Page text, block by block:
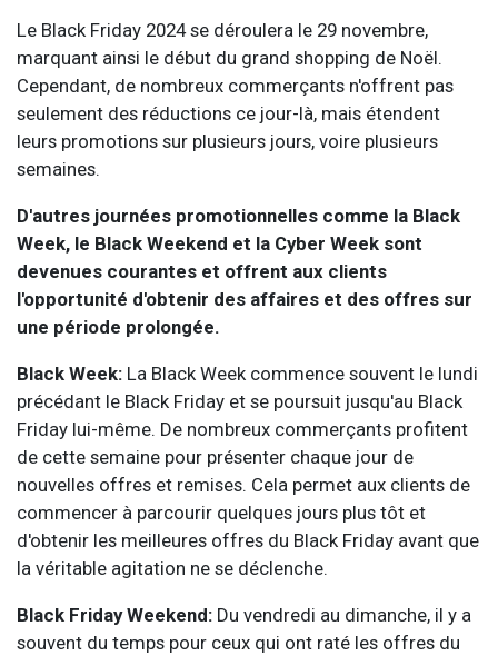
Le Black Friday 2024 se déroulera le 29 novembre,
marquant ainsi le début du grand shopping de Noël.
Cependant, de nombreux commerçants n'offrent pas
seulement des réductions ce jour-là, mais étendent
leurs promotions sur plusieurs jours, voire plusieurs
semaines.
D'autres journées promotionnelles comme la Black
Week, le Black Weekend et la Cyber Week sont
devenues courantes et offrent aux clients
l'opportunité d'obtenir des affaires et des offres sur
une période prolongée.
Black Week: La Black Week commence souvent le lundi
précédant le Black Friday et se poursuit jusqu'au Black
Friday lui-même. De nombreux commerçants profitent
de cette semaine pour présenter chaque jour de
nouvelles offres et remises. Cela permet aux clients de
commencer à parcourir quelques jours plus tôt et
d'obtenir les meilleures offres du Black Friday avant que
la véritable agitation ne se déclenche.
Black Friday Weekend: Du vendredi au dimanche, il y a
souvent du temps pour ceux qui ont raté les offres du